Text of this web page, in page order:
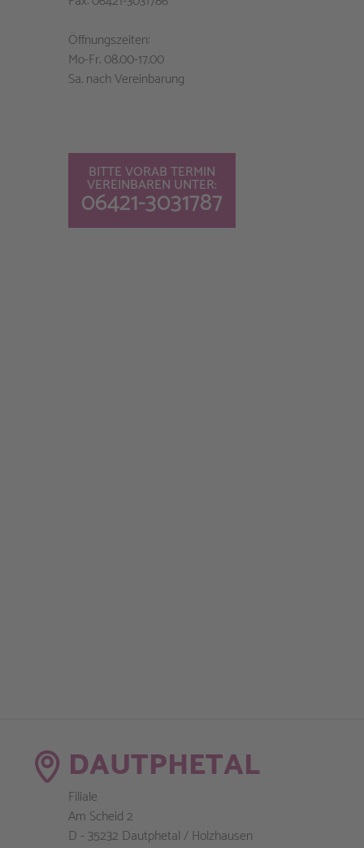
Öffnungszeiten:
Mo-Fr. 08.00-17.00
Sa. nach Vereinbarung
BITTE VORAB TERMIN
VEREINBAREN UNTER:
06421-3031787
DAUTPHETAL
Filiale
Am Scheid 2
D - 35232 Dautphetal / Holzhausen